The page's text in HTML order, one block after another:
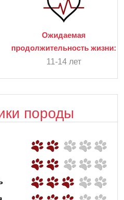
Ожидаемая
продолжительность жизни:
11-14 лет
породы